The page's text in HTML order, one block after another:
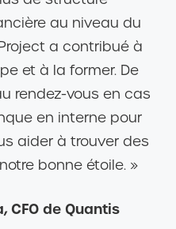
au niveau du
a contribué à
et à la former. De
rendez-vous en cas
en interne pour
aider à trouver des
bonne étoile. »
CFO de Quantis